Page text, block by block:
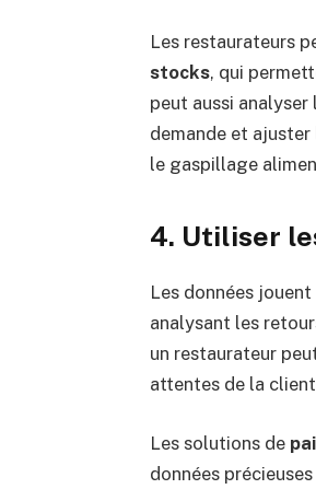
Les restaurateurs
stocks, qui
peut aussi
demande et
le gaspillage
4. Utiliser
Les données
analysant les
un restaurateur
attentes de la
Les solutions de
données